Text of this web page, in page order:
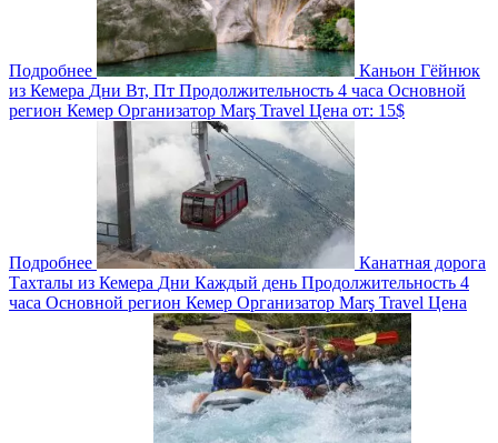
Подробнее
Каньон Гёйнюк
из Кемера Дни Вт, Пт Продолжительность 4 часа Основной
регион Кемер Организатор Marş Travel Цена от: 15$
Подробнее
Канатная дорога
Тахталы из Кемера Дни Каждый день Продолжительность 4
часа Основной регион Кемер Организатор Marş Travel Цена